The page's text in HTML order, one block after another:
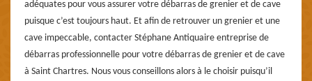
adéquates pour vous assurer votre débarras de grenier et de cave
puisque c’est toujours haut. Et afin de retrouver un grenier et une
cave impeccable, contacter Stéphane Antiquaire entreprise de
débarras professionnelle pour votre débarras de grenier et de cave
à Saint Chartres. Nous vous conseillons alors à le choisir puisqu’il